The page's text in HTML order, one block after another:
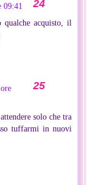
09:41
qualche acquisto, il
solo che tra
tuffarmi in nuovi